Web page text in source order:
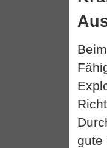
gute